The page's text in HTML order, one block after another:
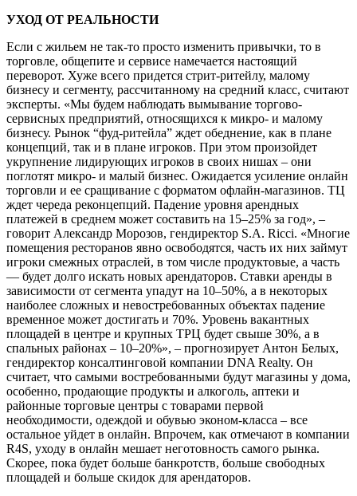
УХОД ОТ РЕАЛЬНОСТИ
Если с жильем не так-то просто изменить привычки, то в
торговле, общепите и сервисе намечается настоящий
переворот. Хуже всего придется стрит-ритейлу, малому
бизнесу и сегменту, рассчитанному на средний класс, считают
эксперты. «Мы будем наблюдать вымывание торгово-
сервисных предприятий, относящихся к микро- и малому
бизнесу. Рынок “фуд-ритейла” ждет обеднение, как в плане
концепций, так и в плане игроков. При этом произойдет
укрупнение лидирующих игроков в своих нишах – они
поглотят микро- и малый бизнес. Ожидается усиление онлайн
торговли и ее сращивание с форматом офлайн-магазинов. ТЦ
ждет череда реконцепций. Падение уровня арендных
платежей в среднем может составить на 15–25% за год», –
говорит Александр Морозов, гендиректор S.A. Ricci. «Многие
помещения ресторанов явно освободятся, часть их них займут
игроки смежных отраслей, в том числе продуктовые, а часть
— будет долго искать новых арендаторов. Ставки аренды в
зависимости от сегмента упадут на 10–50%, а в некоторых
наиболее сложных и невостребованных объектах падение
временное может достигать и 70%. Уровень вакантных
площадей в центре и крупных ТРЦ будет свыше 30%, а в
спальных районах – 10–20%», – прогнозирует Антон Белых,
гендиректор консалтинговой компании DNA Realty. Он
считает, что самыми востребованными будут магазины у дома,
особенно, продающие продукты и алкоголь, аптеки и
районные торговые центры с товарами первой
необходимости, одеждой и обувью эконом-класса – все
остальное уйдет в онлайн. Впрочем, как отмечают в компании
R4S, уходу в онлайн мешает неготовность самого рынка.
Скорее, пока будет больше банкротств, больше свободных
площадей и больше скидок для арендаторов.